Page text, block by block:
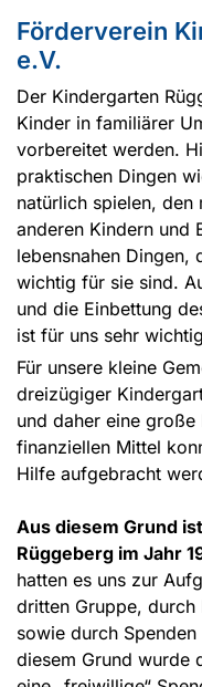
Förderverein
e.V.
Der Kindergarten
Kinder in familiärer
vorbereitet werden.
praktischen Dingen
natürlich spielen, den
anderen Kindern und
lebensnahen Dingen,
wichtig für sie sind.
und die Einbettung
ist für uns sehr
Für unsere kleine
dreizügiger
und daher eine
finanziellen Mittel
Hilfe aufgebracht
Aus diesem Grund
Rüggeberg im Jahr
hatten es uns zur
dritten Gruppe,
sowie durch
diesem Grund wurde